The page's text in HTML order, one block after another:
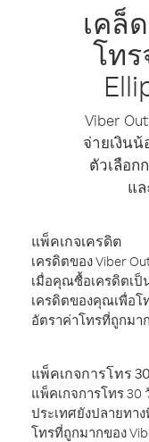
เคล็
โท
Viber
จ่ายเงิน
ตัวเลือก
แ
แพ็คเกจเครดิต
เครดิตของ Viber
เมื่อคุณซื้อเครดิตเป็
เครดิตของคุณเพื่อโ
อัตราค่าโทรที่ถูกมา
แพ็คเกจการโทร
แพ็คเกจการโทร
ประเทศยังปลายทา
โทรที่ถูกมากของ